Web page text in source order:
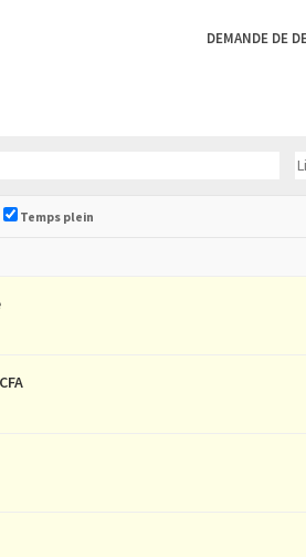
DEMANDE DE
Temps plein